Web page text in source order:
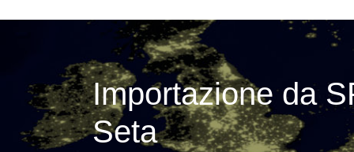
Importazione da
Seta